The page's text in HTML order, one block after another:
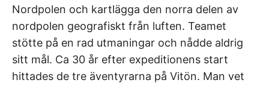
Nordpolen och kartlägga den norra delen av
nordpolen geografiskt från luften. Teamet
stötte på en rad utmaningar och nådde aldrig
sitt mål. Ca 30 år efter expeditionens start
hittades de tre äventyrarna på Vitön. Man vet